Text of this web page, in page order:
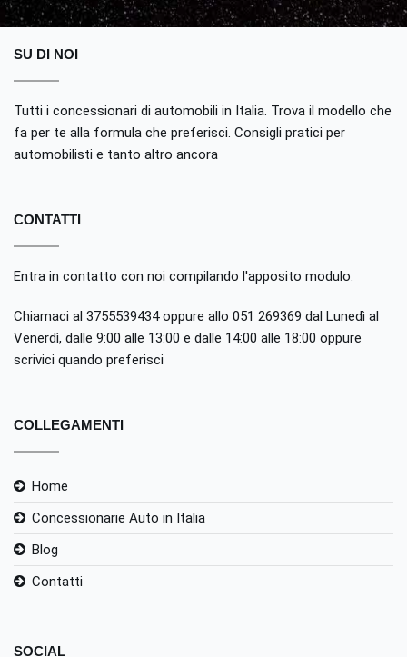
SU DI NOI
Tutti i concessionari di automobili in Italia. Trova il modello che
fa per te alla formula che preferisci. Consigli pratici per
automobilisti e tanto altro ancora
CONTATTI
Entra in contatto con noi compilando l'apposito modulo.
Chiamaci al 3755539434 oppure allo 051 269369 dal Lunedì al
Venerdì, dalle 9:00 alle 13:00 e dalle 14:00 alle 18:00 oppure
scrivici quando preferisci
COLLEGAMENTI
Home
Concessionarie Auto in Italia
Blog
Contatti
SOCIAL